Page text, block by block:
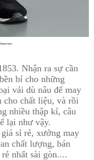
Nhận ra sự cần
bỉ cho những
vải dù nâu để may
cho chất liệu, và rồi
nhiều thập kỉ, câu
lại như vậy.
sỉ rẻ, xưởng may
chất lượng, bán
nhất sài gòn....